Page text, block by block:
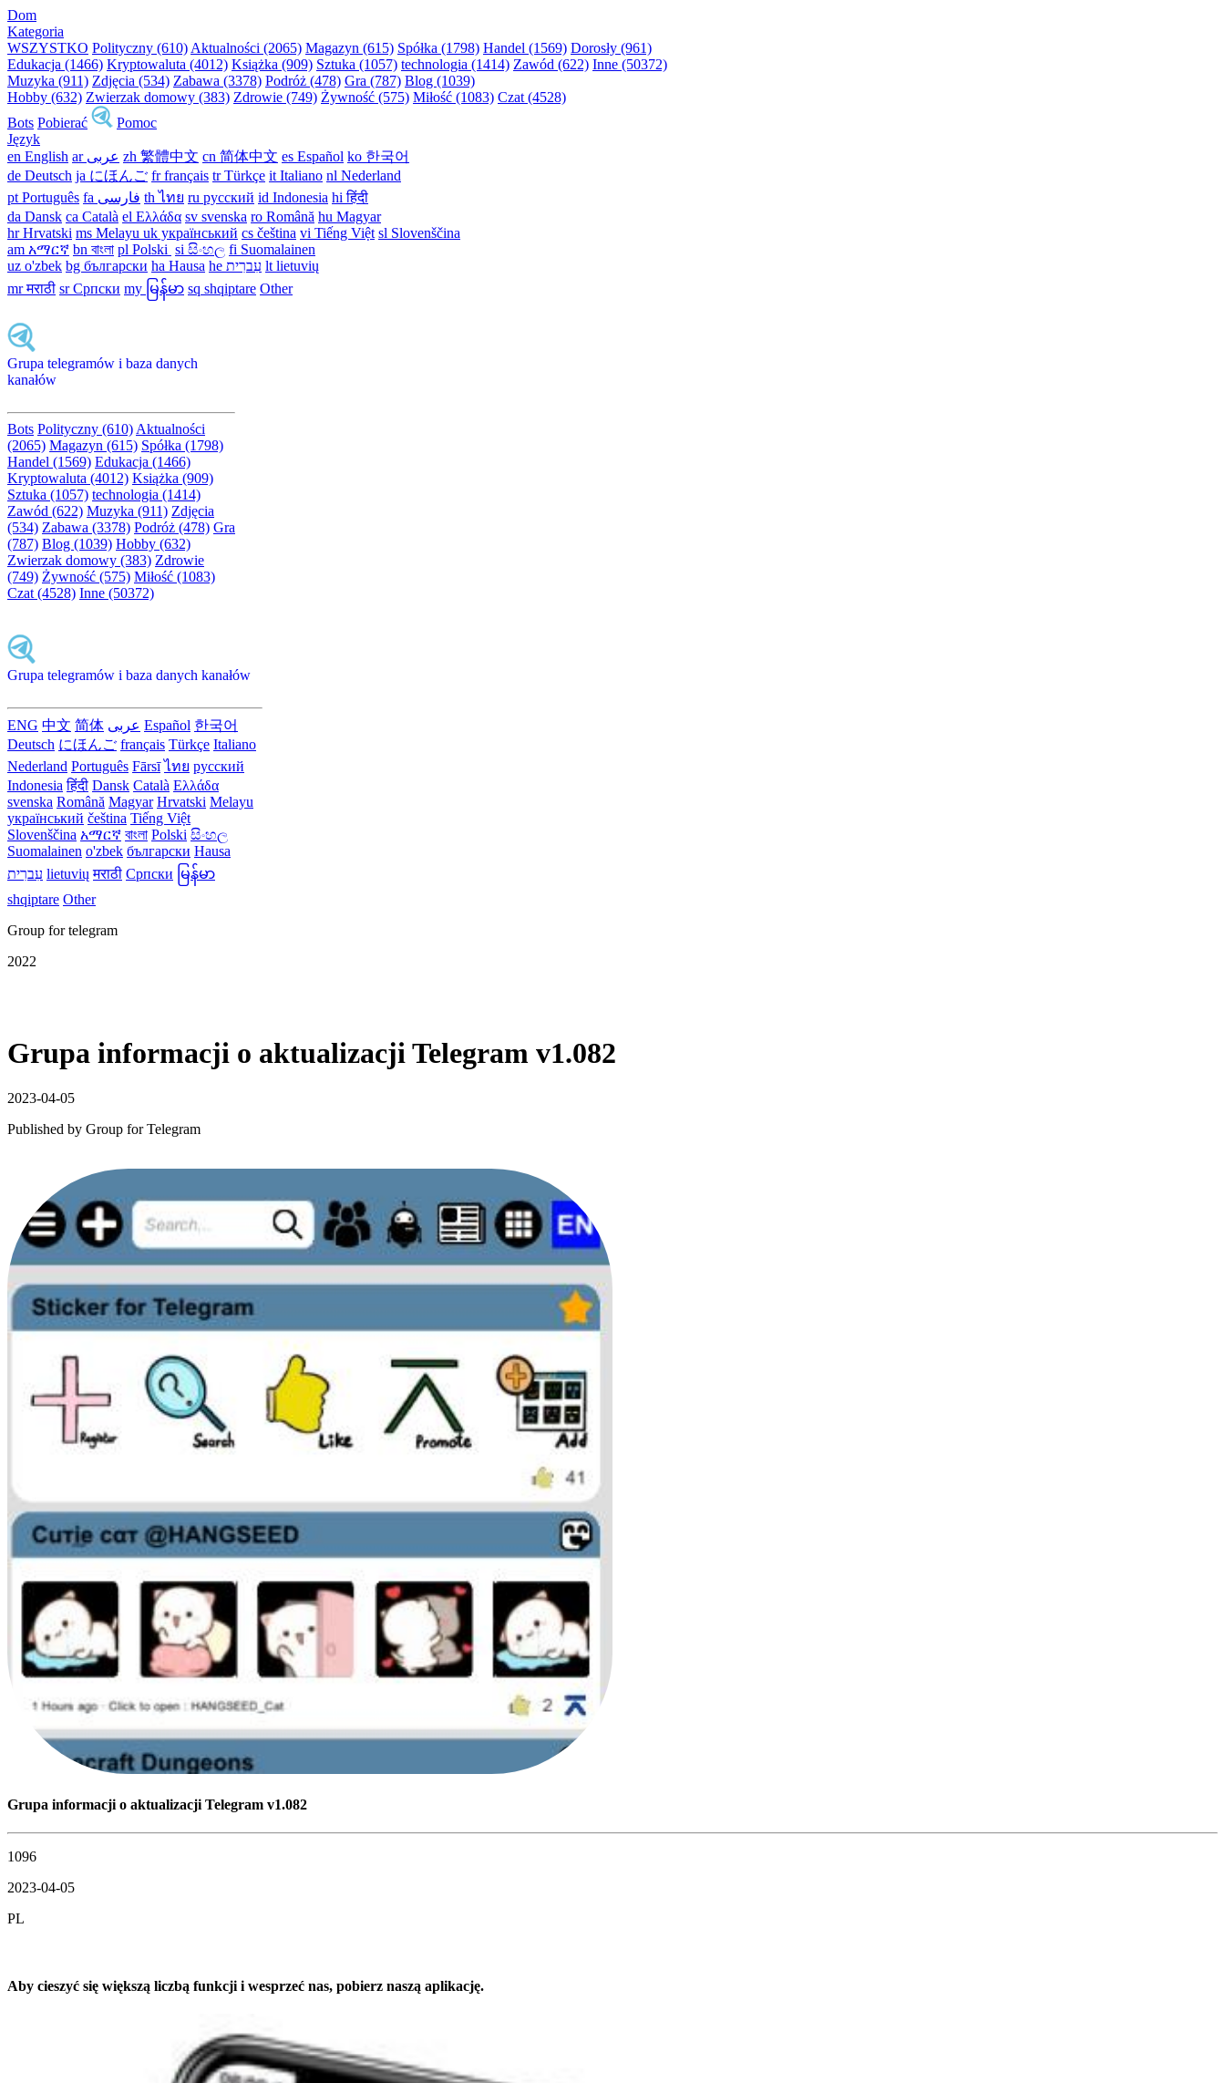
Dom
Kategoria
WSZYSTKO Polityczny (610) Aktualności (2065) Magazyn (615) Spółka (1798) Handel (1569) Dorosły (961)
Edukacja (1466) Kryptowaluta (4012) Książka (909) Sztuka (1057) technologia (1414) Zawód (622) Inne (50372)
Muzyka (911) Zdjęcia (534) Zabawa (3378) Podróż (478) Gra (787) Blog (1039)
Hobby (632) Zwierzak domowy (383) Zdrowie (749) Żywność (575) Miłość (1083) Czat (4528)
Bots Pobierać
Pomoc
Język
en English
ar عربى zh 繁體中文 cn 简体中文 es Español ko 한국어
de Deutsch ja にほんご fr français tr Türkçe it Italiano nl Nederland
pt Português
th ไทย ru русский id Indonesia hi हिंदी
da Dansk‎ ca Català el Ελλάδα sv svenska ro Română hu Magyar
hr Hrvatski ms Melayu uk український‎ cs čeština‎ vi Tiếng Việt sl Slovenščina
am አማርኛ bn বাংলা pl Polski ‎ si සිංහල fi Suomalainen
uz o'zbek bg български ha Hausa‎ he עִברִית lt lietuvių
mr मराठी sr Српски my မြန်မာ sq shqiptare Other
Grupa telegramów i baza danych
kanałów
Bots Polityczny (610) Aktualności
(2065) Magazyn (615) Spółka (1798)
Handel (1569) Edukacja (1466)
Kryptowaluta (4012) Książka (909)
Sztuka (1057) technologia (1414)
Zawód (622) Muzyka (911) Zdjęcia
(534) Zabawa (3378) Podróż (478) Gra
(787) Blog (1039) Hobby (632)
Zwierzak domowy (383) Zdrowie
(749) Żywność (575) Miłość (1083)
Czat (4528) Inne (50372)
Grupa telegramów i baza danych kanałów
ENG 中文 简体 عربى Español 한국어
Deutsch にほんご français Türkçe Italiano
Nederland Português Fārsī‎ ไทย русский
Indonesia हिंदी Dansk‎ Català Ελλάδα
svenska Română Magyar Hrvatski Melayu
український čeština Tiếng Việt
Slovenščina አማርኛ বাংলা Polski සිංහල
Suomalainen o'zbek български Hausa
עִברִית lietuvių मराठी Српски မြန်မာ
shqiptare Other
Group for telegram
2022
Grupa informacji o aktualizacji Telegram v1.082
2023-04-05
Published by Group for Telegram
Grupa informacji o aktualizacji Telegram v1.082
1096
2023-04-05
PL
Aby cieszyć się większą liczbą funkcji i wesprzeć nas, pobierz naszą aplikację.